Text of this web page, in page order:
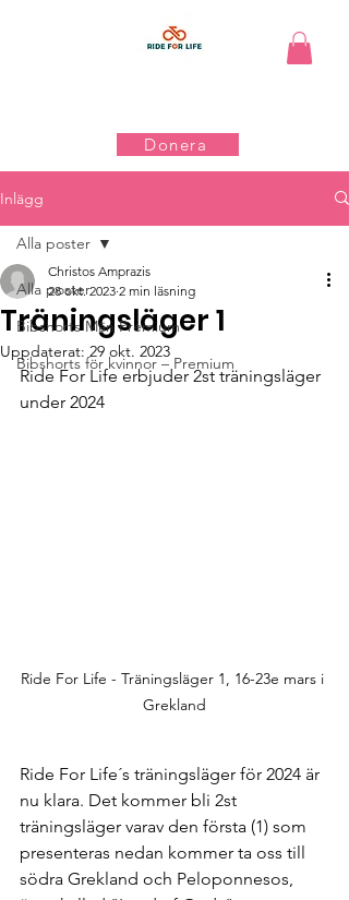
Donera
Inlägg
Alla poster
Bibshorts Män Premium
Bibshorts för kvinnor – Premium
Alla poster
Träningsläger 1
Christos Amprazis
28 okt. 2023 2 min läsning
Uppdaterat: 29 okt. 2023
Ride For Life erbjuder 2st träningsläger
under 2024
Ride For Life - Träningsläger 1, 16-23e mars i
Grekland
Ride For Life´s träningsläger för 2024 är
nu klara. Det kommer bli 2st
träningsläger varav den första (1) som
presenteras nedan kommer ta oss till
södra Grekland och Peloponnesos,